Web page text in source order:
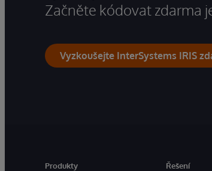
Začněte kódovat zdarma
Vyzkoušejte InterSystems IRIS
Produkty
Řešení